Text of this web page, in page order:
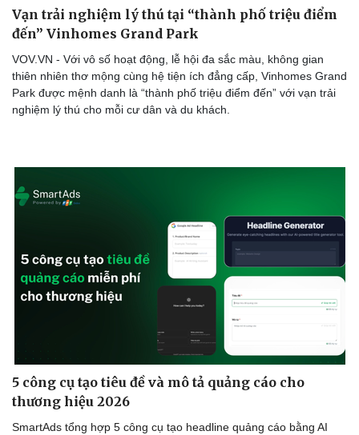
Vạn trải nghiệm lý thú tại “thành phố triệu điểm
đến” Vinhomes Grand Park
VOV.VN - Với vô số hoạt động, lễ hội đa sắc màu, không gian
thiên nhiên thơ mộng cùng hệ tiện ích đẳng cấp, Vinhomes Grand
Park được mệnh danh là “thành phố triệu điểm đến” với vạn trải
nghiệm lý thú cho mỗi cư dân và du khách.
5 công cụ tạo tiêu đề và mô tả quảng cáo cho
thương hiệu 2026
SmartAds tổng hợp 5 công cụ tạo headline quảng cáo bằng AI